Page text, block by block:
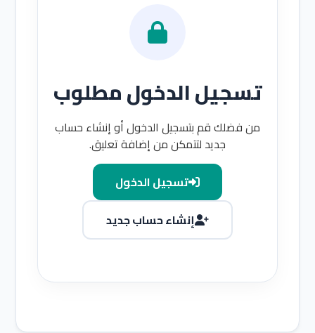
تسجيل الدخول مطلوب
من فضلك قم بتسجيل الدخول أو إنشاء حساب
جديد لتتمكن من إضافة تعليق.
تسجيل الدخول
إنشاء حساب جديد